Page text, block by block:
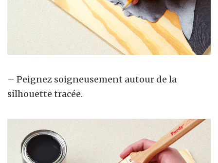
– Peignez soigneusement autour de la
silhouette tracée.